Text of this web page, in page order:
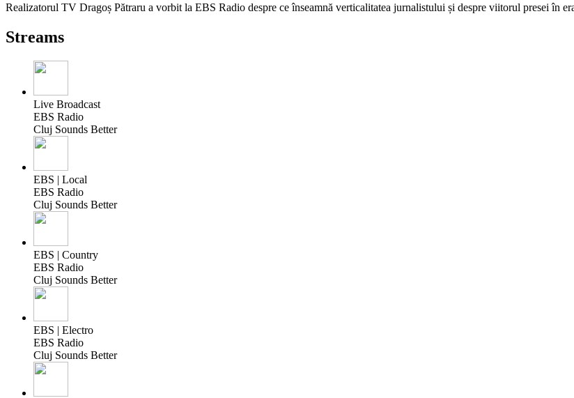
Realizatorul TV Dragoș Pătraru a vorbit la EBS Radio despre ce înseamnă verticalitatea jurnalistului și despre viitorul presei în
Streams
Live Broadcast
EBS Radio
Cluj Sounds Better
EBS | Local
EBS Radio
Cluj Sounds Better
EBS | Country
EBS Radio
Cluj Sounds Better
EBS | Electro
EBS Radio
Cluj Sounds Better